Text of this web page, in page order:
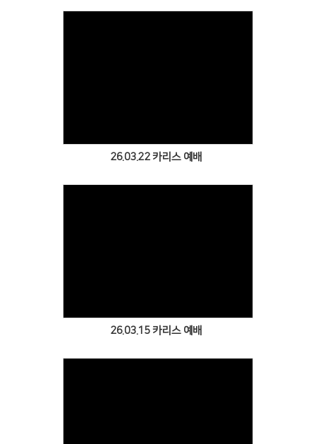
26.03.22 카리스 예배
26.03.15 카리스 예배